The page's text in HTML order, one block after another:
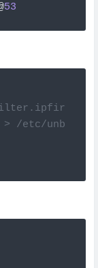
53
filter.ipfir
/etc/unb